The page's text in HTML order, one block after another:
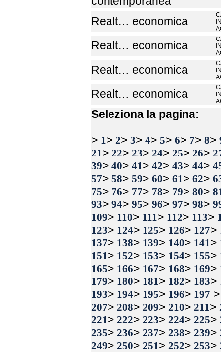
Realt… economica
Realt… economica
Realt… economica
Realt… economica
Seleziona la pagina:
> 1 > 2> 3> 4> 5> 6> 7> 8>
21 > 22> 23> 24> 25> 26>
39> 40> 41 > 42> 43> 44>
57> 58> 59> 60> 61 > 62>
75> 76> 77> 78> 79> 80>
93> 94> 95> 96> 97> 98>
109> 110> 111 > 112> 113>
123> 124> 125> 126> 127>
137> 138> 139> 140> 141 >
151 > 152> 153> 154> 155>
165> 166> 167> 168> 169>
179> 180> 181 > 182> 183>
193> 194> 195> 196> 197
207> 208> 209> 210> 211 >
221 > 222> 223> 224> 225>
235> 236> 237> 238> 239>
249> 250> 251 > 252> 253>